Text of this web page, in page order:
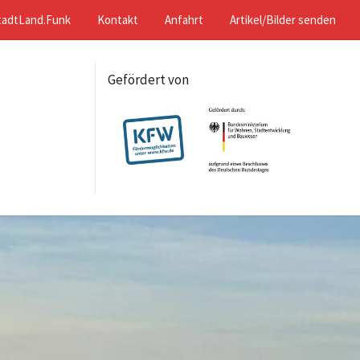
Kontakt Anfahrt Artikel/Bilder senden
Gefördert von